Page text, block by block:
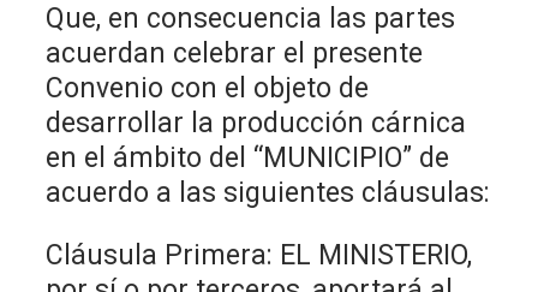
Que, en consecuencia las partes
acuerdan celebrar el presente
Convenio con el objeto de
desarrollar la producción cárnica
en el ámbito del “MUNICIPIO” de
acuerdo a las siguientes cláusulas:
Cláusula Primera: EL MINISTERIO,